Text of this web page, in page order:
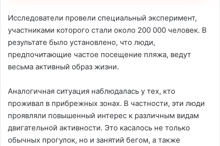
Исследователи провели специальный эксперимент,
участниками которого стали около 200 000 человек. В
результате было установлено, что люди,
предпочитающие частое посещение пляжа, ведут
весьма активный образ жизни.
Аналогичная ситуация наблюдалась у тех, кто
проживал в прибрежных зонах. В частности, эти люди
проявляли повышенный интерес к различным видам
двигательной активности. Это касалось не только
обычных прогулок, но и занятий бегом, а также